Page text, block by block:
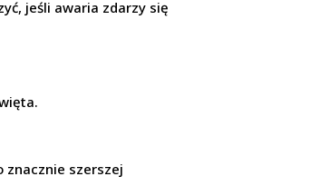
jeśli awaria zdarzy się
znacznie szerszej